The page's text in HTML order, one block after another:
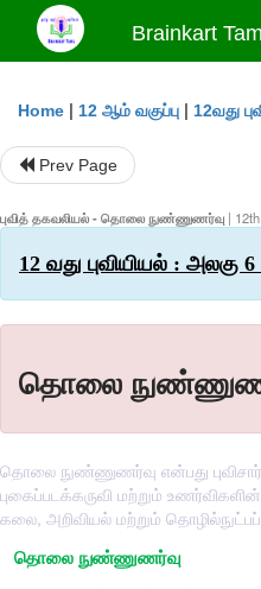
Brainkart
Home | 12 ஆம் வகுப்பு | 12வது
Prev Page
புவித் தகவலியல் - தொலை நுண்ணுணர்வு |
12 வது புவியியல் : அலகு
தொலை
தொலை நுண்ணுணர்வு என்பது
புகைப்படக்கருவி மற்றும்
கலை, அறிவியல் மற்றும் தொழில்நுட்பப்